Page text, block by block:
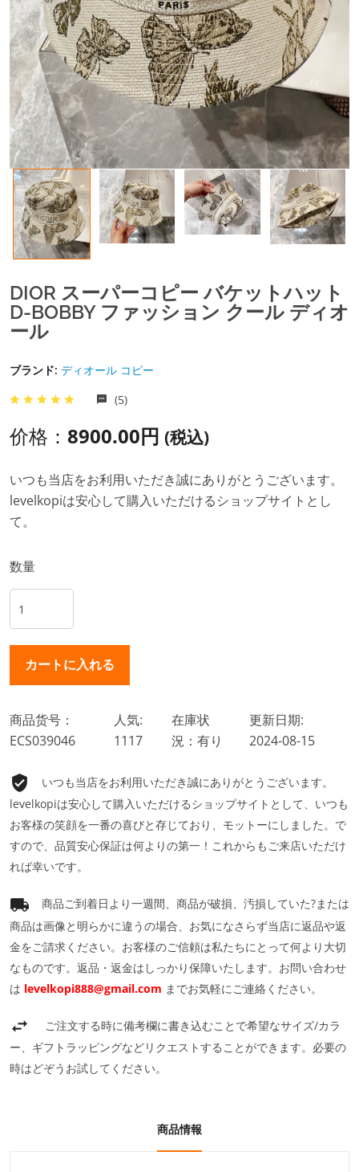
DIOR スーパーコピー バケットハット
D-BOBBY ファッション クール ディオ
ール
ブランド: ディオール コピー
(5)
价格： 8900.00円 (税込)
いつも当店をお利用いただき誠にありがとうございます。
levelkopiは安心して購入いただけるショップサイトとし
て。
数量
商品货号：
ECS039046
人気:
1117
在庫状
況：有り
更新日期:
2024-08-15
いつも当店をお利用いただき誠にありがとうございます。
levelkopiは安心して購入いただけるショップサイトとして、いつも
お客様の笑顔を一番の喜びと存じており、モットーにしました。で
すので、品質安心保証は何よりの第一！これからもご来店いただけ
れば幸いです。
商品ご到着日より一週間、商品が破損、汚損していた?または
商品は画像と明らかに違うの場合、お気になさらず当店に返品や返
金をご請求ください。お客様のご信頼は私たちにとって何より大切
なものです。返品・返金はしっかり保障いたします。お問い合わせ
は levelkopi888@gmail.com までお気軽にご連絡ください。
ご注文する時に備考欄に書き込むことで希望なサイズ/カラ
ー、ギフトラッピングなどリクエストすることができます。必要の
時はどぞうお試してください。
商品情報